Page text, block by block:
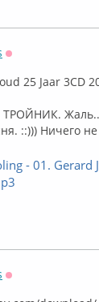
25 Jaar 3CD
ТРОЙНИК.
::))) Ничего не
- 01.